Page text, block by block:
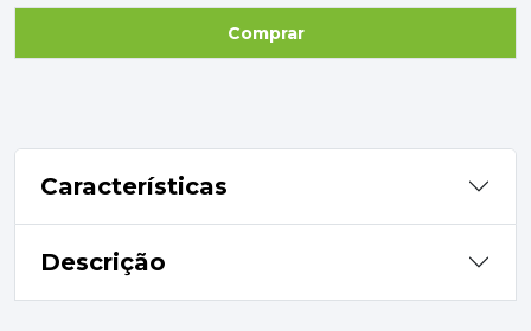
Comprar
Características
Descrição